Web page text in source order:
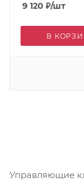
9 120 ₽/шт
В
Управляющие